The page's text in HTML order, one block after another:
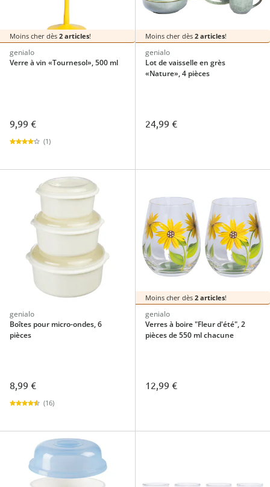
Moins cher dès 2 articles!
genialo
Verre à vin «Tournesol», 500 ml
9,99 €
(1)
Moins cher dès 2 articles!
genialo
Lot de vaisselle en grès
«Nature», 4 pièces
24,99 €
genialo
Boîtes pour micro-ondes, 6
pièces
8,99 €
(16)
Moins cher dès 2 articles!
genialo
Verres à boire "Fleur d'été", 2
pièces de 550 ml chacune
12,99 €